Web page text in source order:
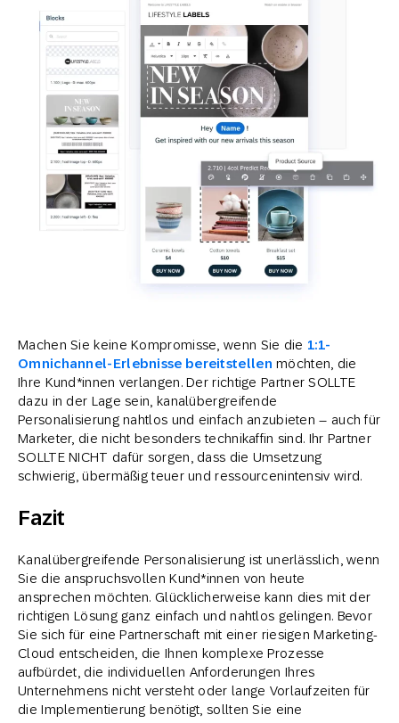
Machen Sie keine Kompromisse, wenn Sie die 1:1-
Omnichannel-Erlebnisse bereitstellen möchten, die
Ihre Kund*innen verlangen. Der richtige Partner SOLLTE
dazu in der Lage sein, kanalübergreifende
Personalisierung nahtlos und einfach anzubieten – auch für
Marketer, die nicht besonders technikaffin sind. Ihr Partner
SOLLTE NICHT dafür sorgen, dass die Umsetzung
schwierig, übermäßig teuer und ressourcenintensiv wird.
Fazit
Kanalübergreifende Personalisierung ist unerlässlich, wenn
Sie die anspruchsvollen Kund*innen von heute
ansprechen möchten. Glücklicherweise kann dies mit der
richtigen Lösung ganz einfach und nahtlos gelingen. Bevor
Sie sich für eine Partnerschaft mit einer riesigen Marketing-
Cloud entscheiden, die Ihnen komplexe Prozesse
aufbürdet, die individuellen Anforderungen Ihres
Unternehmens nicht versteht oder lange Vorlaufzeiten für
die Implementierung benötigt, sollten Sie eine